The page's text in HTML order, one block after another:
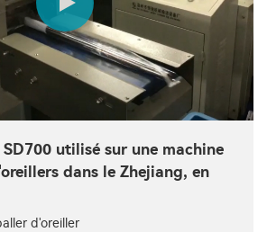
utilisé sur une machine
dans le Zhejiang, en
d'oreiller